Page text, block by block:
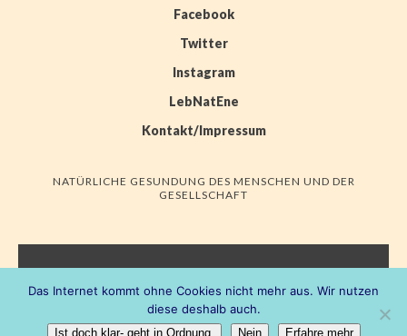
Facebook
Twitter
Instagram
LebNatEne
Kontakt/Impressum
NATÜRLICHE GESUNDUNG DES MENSCHEN UND DER
GESELLSCHAFT
LEBNATENE
Das Internet kommt ohne Cookies nicht mehr aus. Wir nutzen
diese deshalb auch.
Ist doch klar- geht in Ordnung. Nein Erfahre mehr